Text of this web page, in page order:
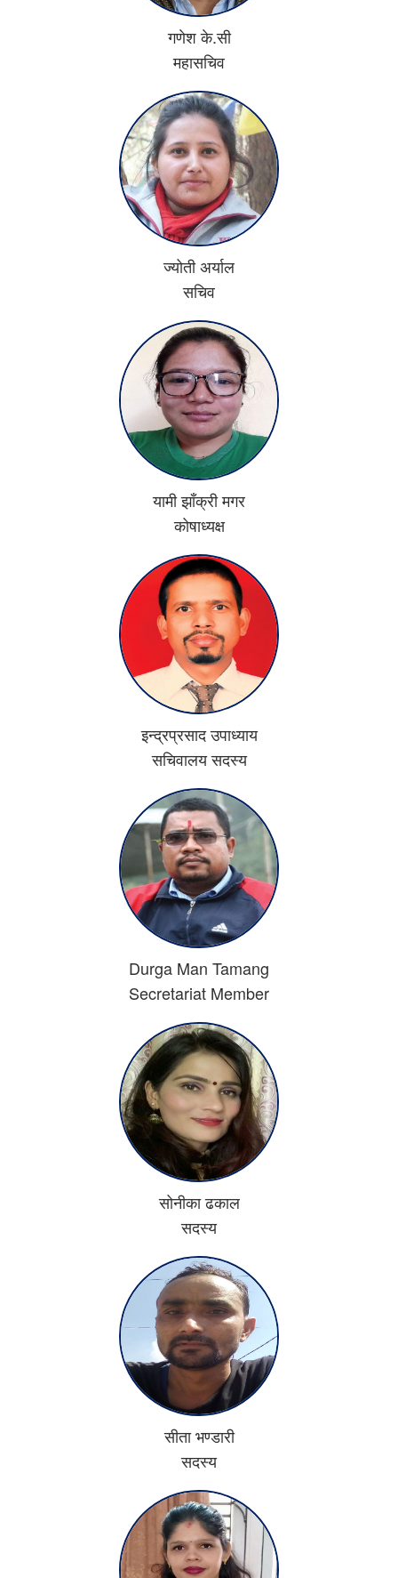
गणेश के.सी
महासचिव
ज्योती अर्याल
सचिव
यामी झाँक्री मगर
कोषाध्यक्ष
इन्द्रप्रसाद उपाध्याय
सचिवालय सदस्य
Durga Man Tamang
Secretariat Member
सोनीका ढकाल
सदस्य
सीता भण्डारी
सदस्य